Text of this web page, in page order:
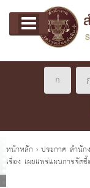
Main menu
หน้าแรก
เกี่ยวกับ คตง.
นโยบายการตรวจ
หลักเกณฑ์มาตรฐา
ผู้ว่าการตรวจเงิน
การบริหารและพั
คุณอยู่ที่
หน้าหลัก › ประกาศ สำนัก
เรื่อง เผยแพร่แผนการจั